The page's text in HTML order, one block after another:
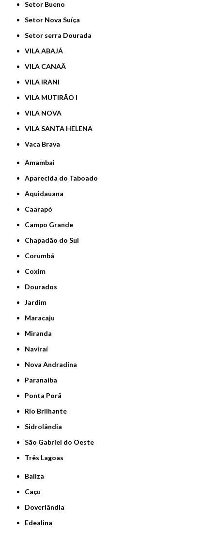
Setor Bueno
Setor Nova Suíça
Setor serra Dourada
VILA ABAJÁ
VILA CANAÃ
VILA IRANI
VILA MUTIRÃO I
VILA NOVA
VILA SANTA HELENA
Vaca Brava
Amambai
Aparecida do Taboado
Aquidauana
Caarapó
Campo Grande
Chapadão do Sul
Corumbá
Coxim
Dourados
Jardim
Maracaju
Miranda
Naviraí
Nova Andradina
Paranaíba
Ponta Porã
Rio Brilhante
Sidrolândia
São Gabriel do Oeste
Três Lagoas
Baliza
Caçu
Doverlândia
Edealina